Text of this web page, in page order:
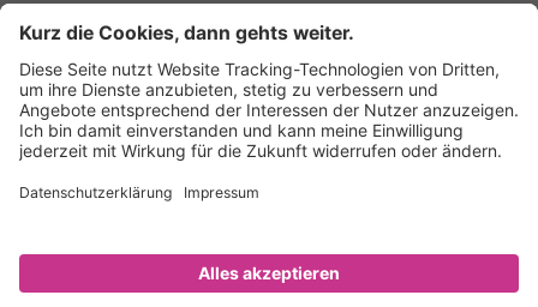
Presse